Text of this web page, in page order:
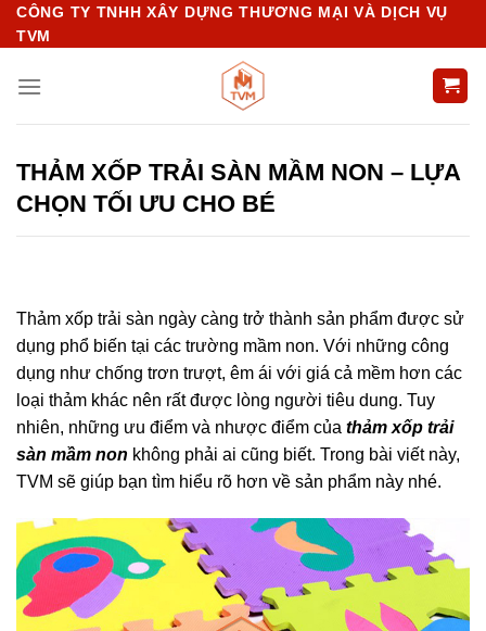
Chuyển
đến
dung
CÔNG TY TNHH XÂY DỰNG THƯƠNG MẠI VÀ DỊCH VỤ
TVM
THẢM XỐP TRẢI SÀN MẦM NON – LỰA
CHỌN TỐI ƯU CHO BÉ
Thảm xốp trải sàn ngày càng trở thành sản phẩm được sử
dụng phổ biến tại các trường mầm non. Với những công
dụng như chống trơn trượt, êm ái với giá cả mềm hơn các
loại thảm khác nên rất được lòng người tiêu dung. Tuy
nhiên, những ưu điểm và nhược điểm của thảm xốp trải
sàn mầm non không phải ai cũng biết. Trong bài viết này,
TVM sẽ giúp bạn tìm hiểu rõ hơn về sản phẩm này nhé.